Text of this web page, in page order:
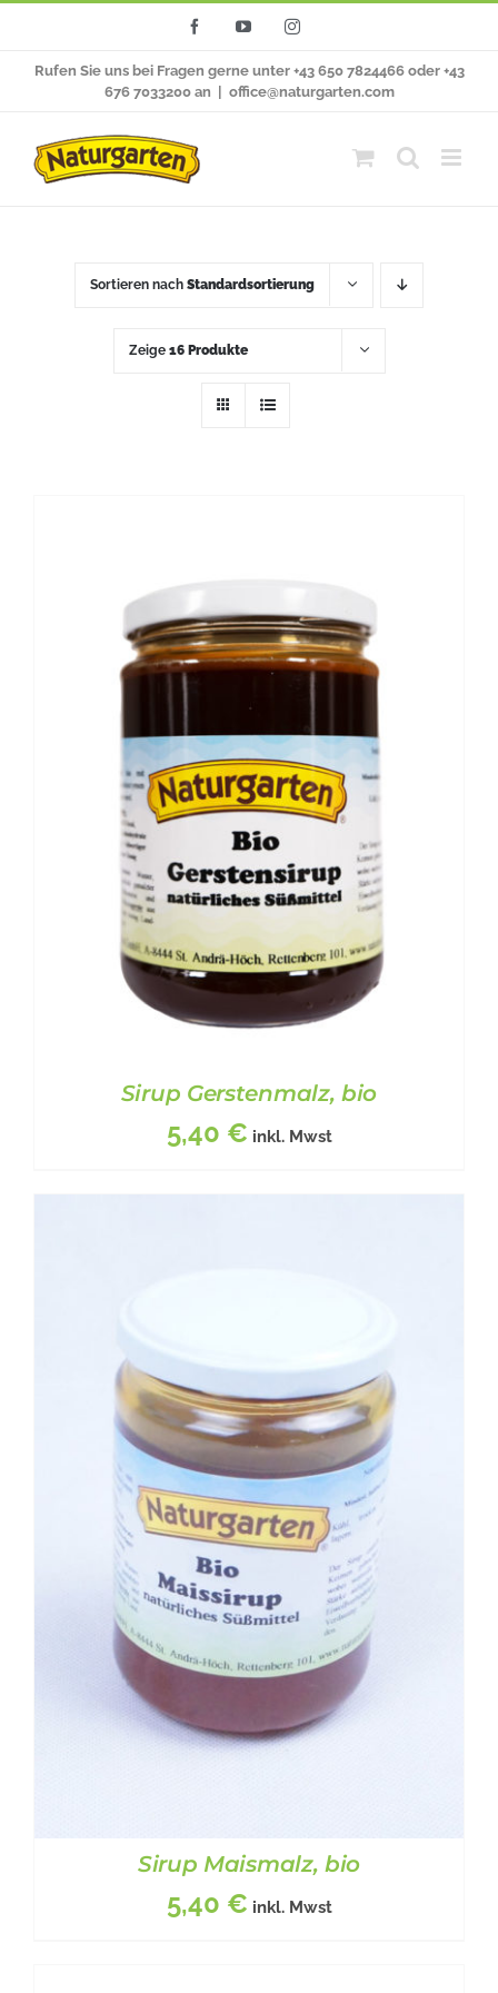
FacebookYouTubeInstagram
Rufen Sie uns bei Fragen gerne unter +43 650 7824466 oder +43
676 7033200 an
office@naturgarten.com
Sortieren nach Standardsortierung
Zeige 16 Produkte
BESCHREIBUNG
WEIST
MEHRERE
VARIANTEN
AUF.
OPTIONEN
KÖNNEN
DER
PRODUKTSEITE
GEWÄHLT
WERDEN
Sirup Gerstenmalz, bio
5,40 € inkl. Mwst
Sirup Maismalz, bio
5,40 € inkl. Mwst